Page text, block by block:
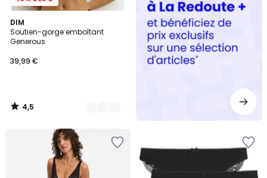
DIM
Soutien-gorge emboîtant
Generous
39,99 €
4,5
/ 5
7
Couleurs
4,5
/